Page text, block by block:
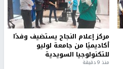
مركز إعلام النجاح يستضيف وفدًا
أكاديميًا من جامعة لوليو
للتكنولوجيا السويدية
منذ 9 دقيقة